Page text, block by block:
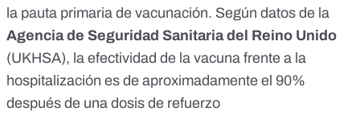
la pauta primaria de vacunación. Según datos de la
Agencia de Seguridad Sanitaria del Reino Unido
(UKHSA), la efectividad de la vacuna frente a la
hospitalización es de aproximadamente el 90%
después de una dosis de refuerzo